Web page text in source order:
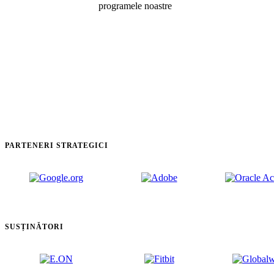
programele noastre
PARTENERI STRATEGICI
SUSȚINĂTORI